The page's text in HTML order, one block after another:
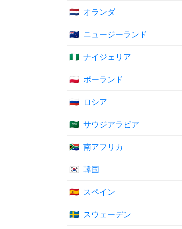
🇳🇱 オランダ
🇳🇿 ニュージーランド
🇳🇬 ナイジェリア
🇵🇱 ポーランド
🇷🇺 ロシア
🇸🇦 サウジアラビア
🇿🇦 南アフリカ
🇰🇷 韓国
🇪🇸 スペイン
🇸🇪 スウェーデン